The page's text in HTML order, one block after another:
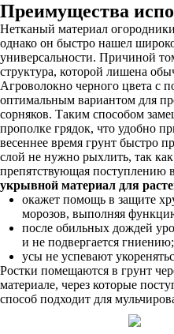
Преимущества
Нетканый материал
однако он быстро нашел
универсальности. Причиной
структура, которой лишена
Агроволокно черного цвета с
оптимальным вариантом для
сорняков. Таким способом
прополке грядок, что удобно
весеннее время грунт быстро
слой не нужно рыхлить, так как
препятствующая поступлению
укрывной материал для
окажет помощь в защите
морозов, выполняя
после обильных дождей
и не подвергается гниению;
усы не успевают
Ростки помещаются в грунт
материале, через которые
способ подходит для